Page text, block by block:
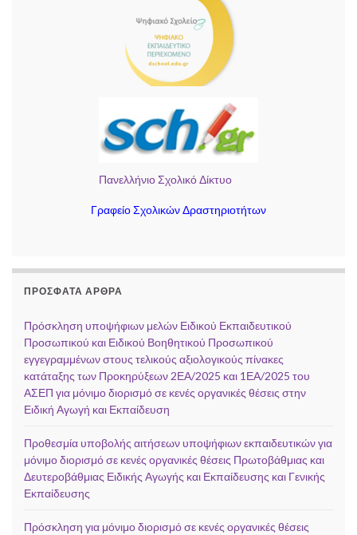
Πανελλήνιο Σχολικό Δίκτυο
Γραφείο Σχολικών Δραστηριοτήτων
ΠΡΌΣΦΑΤΑ ΆΡΘΡΑ
Πρόσκληση υποψήφιων μελών Ειδικού Εκπαιδευτικού
Προσωπικού και Ειδικού Βοηθητικού Προσωπικού
εγγεγραμμένων στους τελικούς αξιολογικούς πίνακες
κατάταξης των Προκηρύξεων 2ΕΑ/2025 και 1ΕΑ/2025 του
ΑΣΕΠ για μόνιμο διορισμό σε κενές οργανικές θέσεις στην
Ειδική Αγωγή και Εκπαίδευση
Προθεσμία υποβολής αιτήσεων υποψήφιων εκπαιδευτικών για
μόνιμο διορισμό σε κενές οργανικές θέσεις Πρωτοβάθμιας και
Δευτεροβάθμιας Ειδικής Αγωγής και Εκπαίδευσης και Γενικής
Εκπαίδευσης
Πρόσκληση για μόνιμο διορισμό σε κενές οργανικές θέσεις